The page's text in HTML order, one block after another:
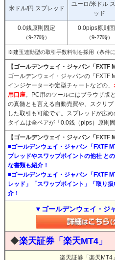
米ドル/円 スプレッド
ユーロ/米ドル
ッド
0.0銭原則固定
（9-27時）
0.0pips原則
（9-27時）
※建玉連動型の取引手数料制を採用（条件に
【ゴールデンウェイ・ジャパン「FXTF
ゴールデンウェイ・ジャパンの「FXTF
インジケーターや定型チャートなどの、
用口座。PC用のツールにはブラウザ版
の真髄とも言える自動売買や、スクリ
した取引も可能です。スプレッドが広
タイムは全ペアが「0.0銭（pips）原則
【ゴールデンウェイ・ジャパン「FXTF
■ゴールデンウェイ・ジャパン「FXTF
プレッドやスワップポイントの他社 と
な書類も紹介！
■ゴールデンウェイ・ジャパン「FXTF
レッド」「スワップポイント」「取り
介！
▼ゴールデンウェイ・ジ
◆楽天証券「楽天MT4」
楽天証券「楽天MT4